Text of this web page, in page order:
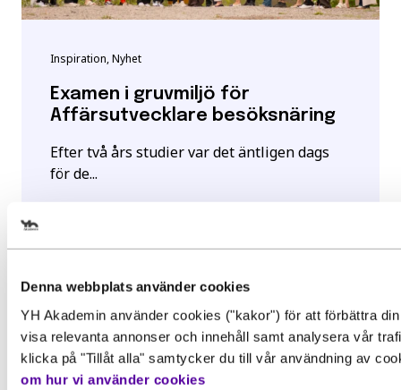
Denna webbplats använder cookies
YH Akademin använder cookies ("kakor") för att förbättra
visa relevanta annonser och innehåll samt analysera vår
klicka på "Tillåt alla" samtycker du till vår användning av
om hur vi använder cookies
Inspiration, Nyhet
Examen i gruvmiljö för
Affärsutvecklare besöksnäring
Efter två års studier var det äntligen dags
för de...
Välj det startdatum som passar
Gör en intresseanmälan för att
mer information om den här
Behörighet. Det här behöver du
kunna för att gå utbildningen